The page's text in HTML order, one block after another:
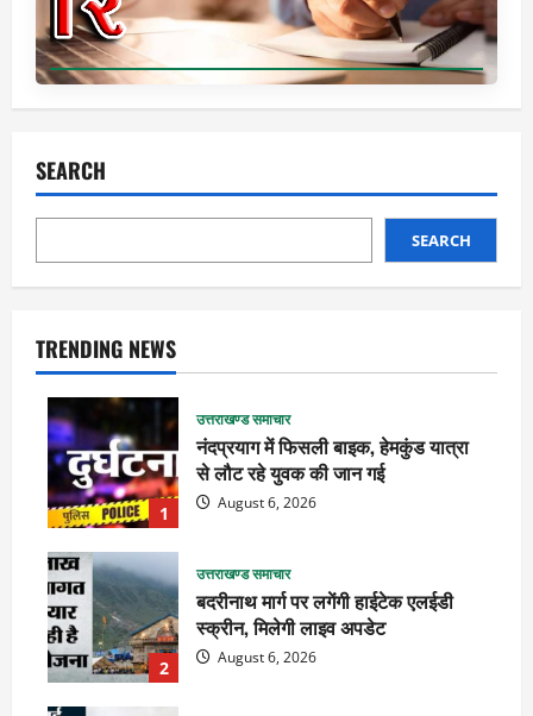
SEARCH
SEARCH
TRENDING NEWS
1
उत्तराखण्ड समाचार
नंदप्रयाग में फिसली बाइक, हेमकुंड यात्रा
से लौट रहे युवक की जान गई
August 6, 2026
2
उत्तराखण्ड समाचार
बदरीनाथ मार्ग पर लगेंगी हाईटेक एलईडी
स्क्रीन, मिलेगी लाइव अपडेट
August 6, 2026